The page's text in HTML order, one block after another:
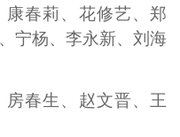
春莉、花修艺、郑
宁杨、李永新、刘海
春生、赵文晋、王